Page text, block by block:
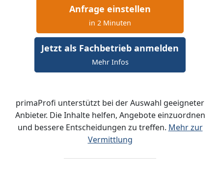
Anfrage einstellen
in 2 Minuten
Jetzt als Fachbetrieb anmelden
Mehr Infos
primaProfi unterstützt bei der Auswahl geeigneter
Anbieter. Die Inhalte helfen, Angebote einzuordnen
und bessere Entscheidungen zu treffen. Mehr zur
Vermittlung